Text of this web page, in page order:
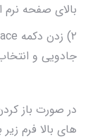
بالای صفحه نرم
جادویی و
در صورت باز
های بالا فرم